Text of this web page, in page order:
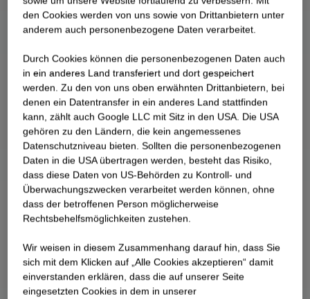
Impact auf das Bauen von morgen hat, erfahrt ihr
hier.
den Cookies werden von uns sowie von Drittanbietern unter
anderem auch personenbezogene Daten verarbeitet.
Durch Cookies können die personenbezogenen Daten auch
in ein anderes Land transferiert und dort gespeichert
werden. Zu den von uns oben erwähnten Drittanbietern, bei
denen ein Datentransfer in ein anderes Land stattfinden
kann, zählt auch Google LLC mit Sitz in den USA. Die USA
gehören zu den Ländern, die kein angemessenes
Datenschutzniveau bieten. Sollten die personenbezogenen
Daten in die USA übertragen werden, besteht das Risiko,
dass diese Daten von US-Behörden zu Kontroll- und
Überwachungszwecken verarbeitet werden können, ohne
dass der betroffenen Person möglicherweise
Rechtsbehelfsmöglichkeiten zustehen.
Wir weisen in diesem Zusammenhang darauf hin, dass Sie
sich mit dem Klicken auf „Alle Cookies akzeptieren“ damit
ein­ver­standen erklären, dass die auf unserer Seite
eingesetzten Cookies in dem in unserer